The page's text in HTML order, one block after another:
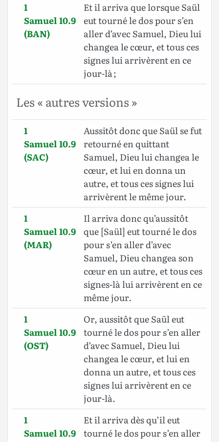
1
Samuel 10.9
(BAN)
Et il arriva que lorsque Saül
eut tourné le dos pour s’en
aller d’avec Samuel, Dieu lui
changea le cœur, et tous ces
signes lui arrivèrent en ce
jour-là ;
Les « autres versions »
1
Samuel 10.9
(SAC)
Aussitôt donc que Saül se fut
retourné en quittant
Samuel, Dieu lui changea le
cœur, et lui en donna un
autre, et tous ces signes lui
arrivèrent le même jour.
1
Samuel 10.9
(MAR)
Il arriva donc qu’aussitôt
que [Saül] eut tourné le dos
pour s’en aller d’avec
Samuel, Dieu changea son
cœur en un autre, et tous ces
signes-là lui arrivèrent en ce
même jour.
1
Samuel 10.9
(OST)
Or, aussitôt que Saül eut
tourné le dos pour s’en aller
d’avec Samuel, Dieu lui
changea le cœur, et lui en
donna un autre, et tous ces
signes lui arrivèrent en ce
jour-là.
1
Samuel 10.9
Et il arriva dès qu’il eut
tourné le dos pour s’en aller